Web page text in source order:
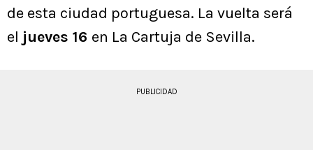
de esta ciudad portuguesa. La vuelta será
el jueves 16 en La Cartuja de Sevilla.
PUBLICIDAD